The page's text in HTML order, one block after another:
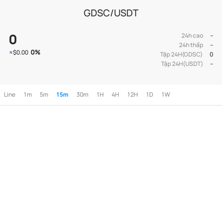
GDSC/USDT
0
≈$0.00 0%
24h cao
--
24h thấp
--
Tập 24H(GDSC)
0
Tập 24H(USDT)
--
Line 1m 5m 15m 30m 1H 4H 12H 1D 1W